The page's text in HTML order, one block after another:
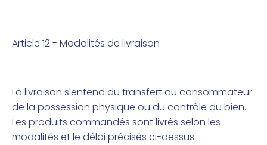
Article 12 - Modalités de livraison
La livraison s'entend du transfert au consommateur
de la possession physique ou du contrôle du bien.
Les produits commandés sont livrés selon les
modalités et le délai précisés ci-dessus.